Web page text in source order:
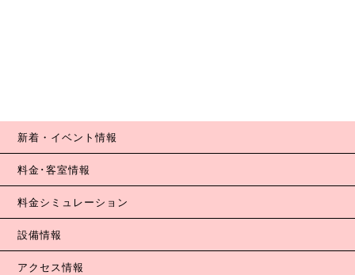
新着・イベント情報
料金･客室情報
料金シミュレーション
設備情報
アクセス情報